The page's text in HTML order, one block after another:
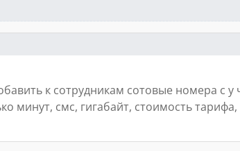
к сотрудникам сотовые номера с
минут, смс, гигабайт, стоимость